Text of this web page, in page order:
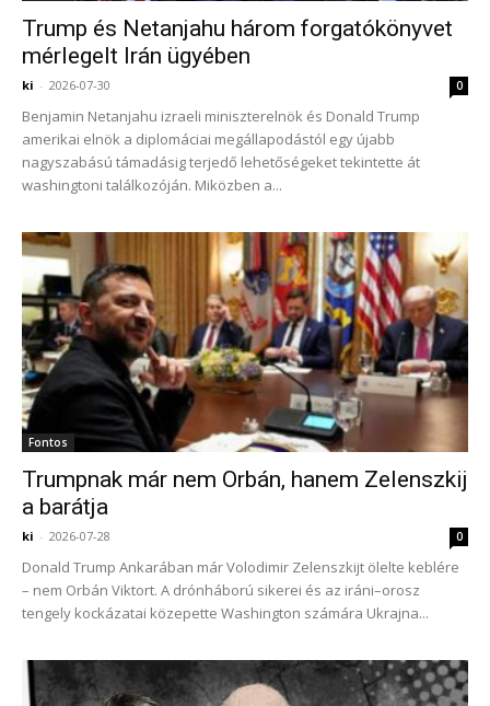
Trump és Netanjahu három forgatókönyvet
mérlegelt Irán ügyében
ki - 2026-07-30 0
Benjamin Netanjahu izraeli miniszterelnök és Donald Trump
amerikai elnök a diplomáciai megállapodástól egy újabb
nagyszabású támadásig terjedő lehetőségeket tekintette át
washingtoni találkozóján. Miközben a...
Fontos
Trumpnak már nem Orbán, hanem Zelenszkij
a barátja
ki - 2026-07-28 0
Donald Trump Ankarában már Volodimir Zelenszkijt ölelte keblére
– nem Orbán Viktort. A drónháború sikerei és az iráni–orosz
tengely kockázatai közepette Washington számára Ukrajna...